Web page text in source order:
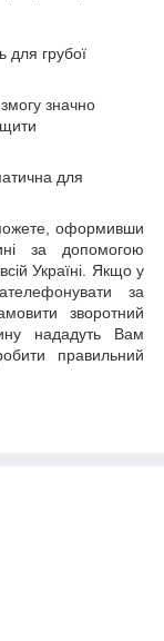
для грубої
значно
для
оформивши
за допомогою
Україні. Якщо у
за
зворотний
нададуть Вам
правильний